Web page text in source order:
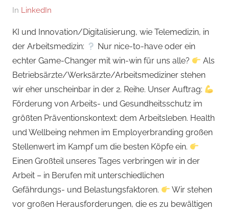
Am
Januar
2024
Von
med.
Stefan
Wagner,
MHBA
In LinkedIn
KI und Innovation/Digitalisierung, wie Telemedizin, in
der Arbeitsmedizin:
Nur nice-to-have oder ein
echter Game-Changer mit win-win für uns alle?
Als
Betriebsärzte/Werksärzte/Arbeitsmediziner stehen
wir eher unscheinbar in der 2. Reihe. Unser Auftrag:
Förderung von Arbeits- und Gesundheitsschutz im
größten Präventionskontext: dem Arbeitsleben. Health
und Wellbeing nehmen im Employerbranding großen
Stellenwert im Kampf um die besten Köpfe ein.
Einen Großteil unseres Tages verbringen wir in der
Arbeit – in Berufen mit unterschiedlichen
Gefährdungs- und Belastungsfaktoren.
Wir stehen
vor großen Herausforderungen, die es zu bewältigen